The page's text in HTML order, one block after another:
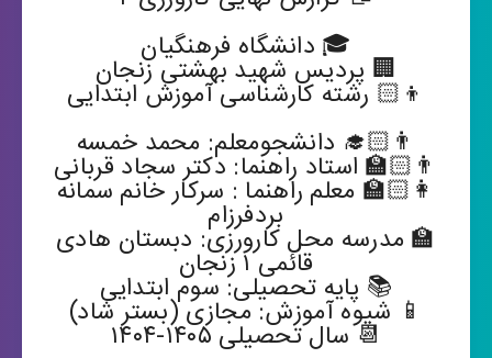
🎓 دانشگاه فرهنگیان
🏢 پردیس شهید بهشتی زنجان
👦🏻 رشته کارشناسی آموزش ابتدایی
👨🏻‍🎓 دانشجومعلم: محمد خمسه
👨🏻‍🏫 استاد راهنما: دکتر سجاد قربانی
👩🏻‍🏫 معلم راهنما : سرکار خانم سمانه
بردفرزام
🏫 مدرسه محل کارورزی: دبستان هادی
قائمی ۱ زنجان
📚 پایه تحصیلی: سوم ابتدایی
📱 شیوه آموزش: مجازی (بستر شاد)
📆 سال تحصیلی ۱۴۰۵-۱۴۰۴